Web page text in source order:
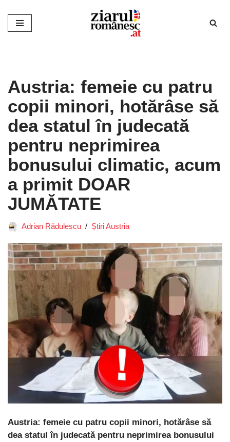
Sari
Austria: femeie cu patru
copii minori, hotărâse să
dea statul în judecată
pentru neprimirea
bonusului climatic, acum
a primit DOAR
JUMĂTATE
Adrian Rădulescu Știri Austria
Austria: femeie cu patru copii minori, hotărâse să
dea statul în judecată pentru neprimirea bonusului